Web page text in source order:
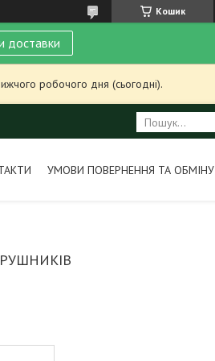
Кошик
доставки
робочого дня (сьогодні).
УМОВИ ПОВЕРНЕННЯ ТА ОБМІНУ